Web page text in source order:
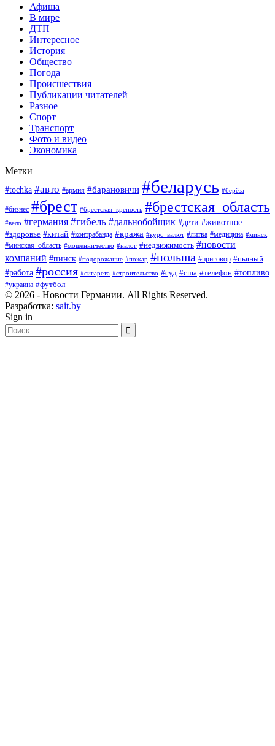
Афиша
В мире
ДТП
Интересное
История
Общество
Погода
Происшествия
Публикации читателей
Разное
Спорт
Транспорт
Фото и видео
Экономика
Метки
#tochka #авто #армия #барановичи #беларусь #берёза
#бизнес #брест #брестская_крепость #брестская_область
#вело #германия #гибель #дальнобойщик #дети #животное
#здоровье #китай #контрабанда #кража #курс_валют #литва #медицина #минск
#минская_область #мошенничество #налог #недвижимость #новости
компаний #пинск #подорожание #пожар #польша #приговор #пьяный
#работа #россия #сигарета #строительство #суд #сша #телефон #топливо
#украина #футбол
© 2026 - Новости Германии. All Rights Reserved.
Разработка: sait.by
Sign in